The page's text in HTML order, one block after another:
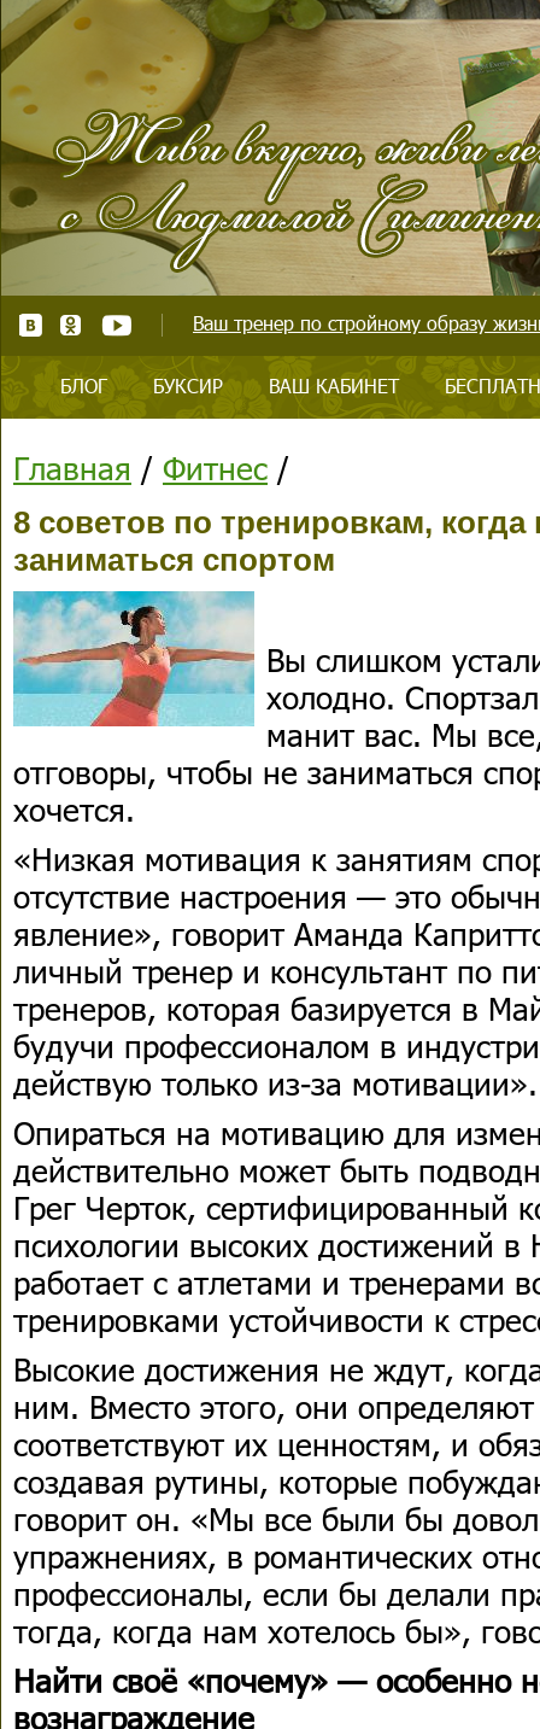
Ваш тренер по стройному образу
БЛОГ БУКСИР ВАШ КАБИНЕТ
Главная / Фитнес /
8 советов по тренировкам,
заниматься спортом
Вы слишком
холодно.
манит вас. Мы
отговоры, чтобы не заниматься
хочется.
«Низкая мотивация к занятиям
отсутствие настроения — это
явление», говорит Аманда
личный тренер и консультант по
тренеров, которая базируется в
будучи профессионалом в
действую только из-за мотивации».
Опираться на мотивацию для
действительно может быть
Грег Черток, сертифицированный
психологии высоких достижений
работает с атлетами и тренерами
тренировками устойчивости к
Высокие достижения не ждут,
ним. Вместо этого, они
соответствуют их ценностям, и
создавая рутины, которые
говорит он. «Мы все были бы
упражнениях, в романтических
профессионалы, если бы делали
тогда, когда нам хотелось бы»,
Найти своё «почему» — особенно
вознаграждение